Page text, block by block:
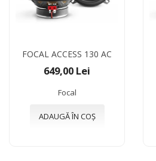
FOCAL ACCESS 130 AC
649,00 Lei
Focal
ADAUGĂ ÎN COȘ